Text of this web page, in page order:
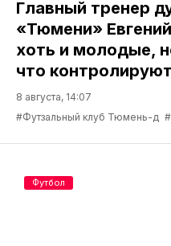
Главный тренер
«Тюмени»
хоть и молодые,
что
8 августа, 14:07
#Футзальный клуб Тюмень-д
Футбол